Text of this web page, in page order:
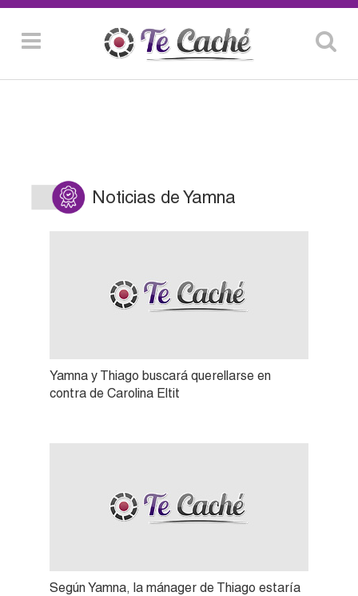
Noticias de Yamna
Yamna y Thiago buscará querellarse en
contra de Carolina Eltit
Según Yamna, la mánager de Thiago estaría